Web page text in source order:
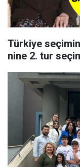
Türkiye
nine 2. tur